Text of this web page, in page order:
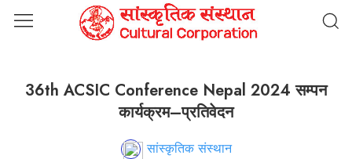
36th ACSIC Conference Nepal 2024 सम्पन
कार्यक्रम–प्रतिवेदन
सांस्कृतिक संस्थान